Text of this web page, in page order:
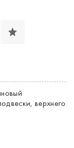
верхнего